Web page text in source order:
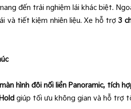
đến trải nghiệm lái khác biệt.
và tiết kiệm nhiên liệu. Xe hỗ trợ3
hình đôi nối liền Panoramic,
giúp tối ưu không gian và hỗ trợ